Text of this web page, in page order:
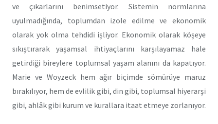
ve çıkarlarını benimsetiyor. Sistemin normlarına
uyulmadığında, toplumdan izole edilme ve ekonomik
olarak yok olma tehdidi işliyor. Ekonomik olarak köşeye
sıkıştırarak yaşamsal ihtiyaçlarını karşılayamaz hale
getirdiği bireylere toplumsal yaşam alanını da kapatıyor.
Marie ve Woyzeck hem ağır biçimde sömürüye maruz
bırakılıyor, hem de evlilik gibi, din gibi, toplumsal hiyerarşi
gibi, ahlâk gibi kurum ve kurallara itaat etmeye zorlanıyor.